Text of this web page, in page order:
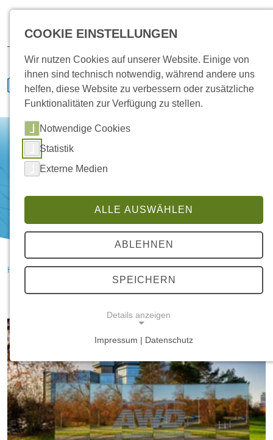
Downloads
HANSA Klimasysteme im Saterland
News
COOKIE EINSTELLUNGEN
Wir nutzen Cookies auf unserer Website. Einige von
ihnen sind technisch notwendig, während andere uns
helfen, diese Website zu verbessern oder zusätzliche
Funktionalitäten zur Verfügung zu stellen.
Notwendige Cookies
Statistik
Externe Medien
ALLE AUSWÄHLEN
ABLEHNEN
SPEICHERN
Details anzeigen
Notwendige Cookies ermöglichen grundlegende
Funktionen und sind für die einwandfreie Funktion
der Website erforderlich.
Einverständnis-Cookie
Impressum | Datenschutz